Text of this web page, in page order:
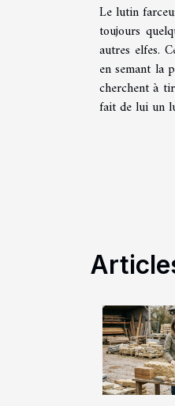
Le lutin
toujours
autres elfes.
en semant la
cherchent à
fait de lui un